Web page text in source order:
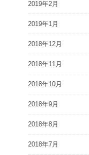
2019年2月
2019年1月
2018年12月
2018年11月
2018年10月
2018年9月
2018年8月
2018年7月